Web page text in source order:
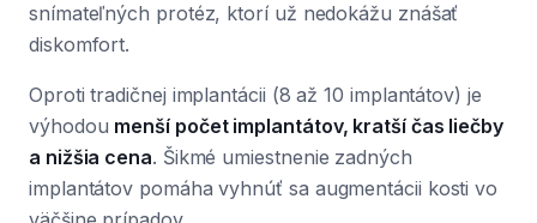
snímateľných protéz, ktorí už nedokážu znášať
diskomfort.
Oproti tradičnej implantácii (8 až 10 implantátov) je
výhodou menší počet implantátov, kratší čas liečby
a nižšia cena. Šikmé umiestnenie zadných
implantátov pomáha vyhnúť sa augmentácii kosti vo